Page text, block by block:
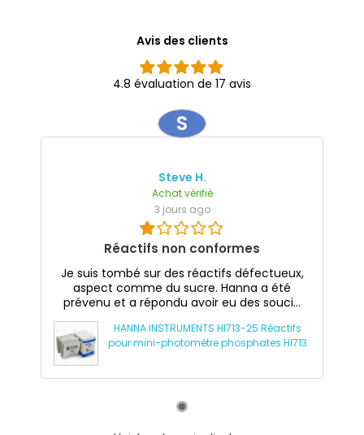
Avis des clients
4.8 évaluation de 17 avis
S
Steve H.
Achat vérifié
3 jours ago
Réactifs non conformes
Je suis tombé sur des réactifs défectueux,
aspect comme du sucre. Hanna a été
prévenu et a répondu avoir eu des souci...
HANNA INSTRUMENTS HI713-25 Réactifs
pour mini-photomètre phosphates HI713